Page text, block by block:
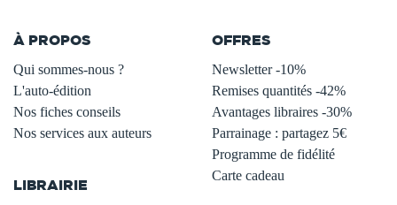
À PROPOS
Qui sommes-nous ?
L'auto-édition
Nos fiches conseils
Nos services aux auteurs
LIBRAIRIE
OFFRES
Newsletter -10%
Remises quantités -42%
Avantages libraires -30%
Parrainage : partagez 5€
Programme de fidélité
Carte cadeau